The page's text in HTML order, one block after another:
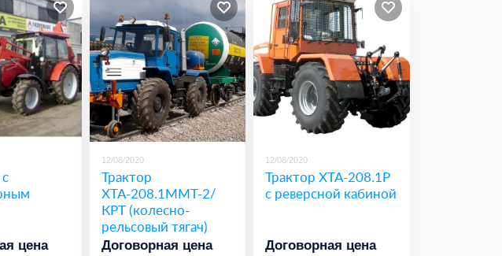
цена
12/08/2020
Трактор
ХТА-208.1ММТ-2/
КРТ (колесно-
рельсовый тягач)
Договорная цена
12/08/2020
Трактор ХТА-208.1Р
с реверсной кабиной
Договорная цена